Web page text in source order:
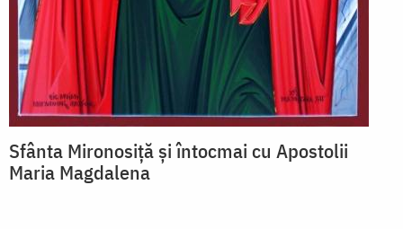
Sfânta Mironosiță și întocmai cu Apostolii
Maria Magdalena